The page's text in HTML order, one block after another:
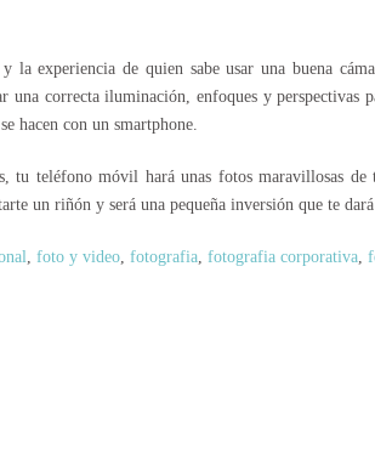
experiencia de quien sabe usar una buena
una correcta iluminación, enfoques y perspectivas
hacen con un smartphone.
tu teléfono móvil hará unas fotosmaravillosas de
un riñón y será una pequeña inversión que te
, foto y video, fotografia, fotografia corporativa,